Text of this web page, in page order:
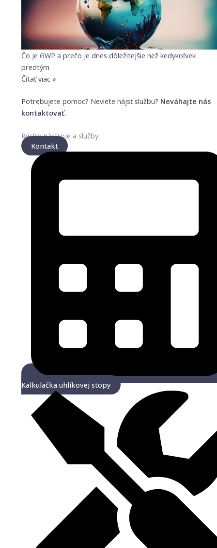
Čo je GWP a prečo je dnes dôležitejšie než kedykoľvek
predtým
Čítať viac »
Potrebujete pomoc? Neviete nájsť službu? Neváhajte nás
kontaktovať.
Rýchle nástroje a služby
Kontakt
Kalkulačka uhlíkovej stopy